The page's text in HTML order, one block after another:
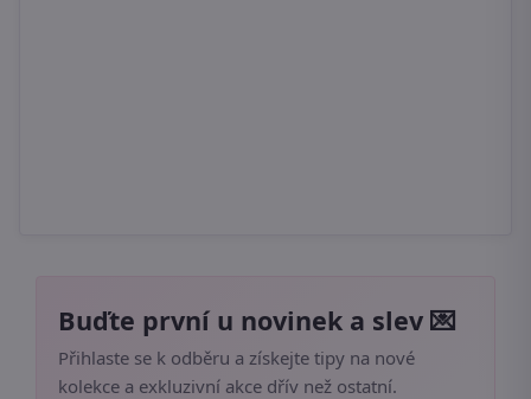
Buďte první u novinek a slev 💌
Přihlaste se k odběru a získejte tipy na nové
kolekce a exkluzivní akce dřív než ostatní.